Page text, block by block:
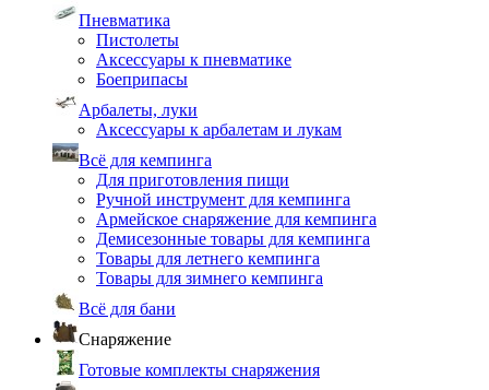
Пневматика
Пистолеты
Аксессуары к пневматике
Боеприпасы
Арбалеты, луки
Аксессуары к арбалетам и лукам
Всё для кемпинга
Для приготовления пищи
Ручной инструмент для кемпинга
Армейское снаряжение для кемпинга
Демисезонные товары для кемпинга
Товары для летнего кемпинга
Товары для зимнего кемпинга
Всё для бани
Снаряжение
Готовые комплекты снаряжения